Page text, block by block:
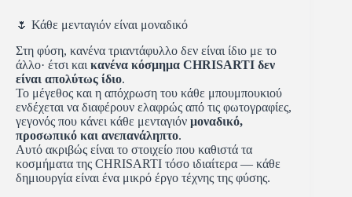
🌷 Κάθε μενταγιόν είναι μοναδικό
Στη φύση, κανένα τριαντάφυλλο δεν είναι ίδιο με το
άλλο· έτσι και κανένα κόσμημα CHRISARTI δεν
είναι απολύτως ίδιο.
Το μέγεθος και η απόχρωση του κάθε μπουμπουκιού
ενδέχεται να διαφέρουν ελαφρώς από τις φωτογραφίες,
γεγονός που κάνει κάθε μενταγιόν μοναδικό,
προσωπικό και ανεπανάληπτο.
Αυτό ακριβώς είναι το στοιχείο που καθιστά τα
κοσμήματα της CHRISARTI τόσο ιδιαίτερα — κάθε
δημιουργία είναι ένα μικρό έργο τέχνης της φύσης.